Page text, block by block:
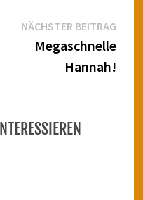
NÄCHSTER BEITRAG
Megaschnelle
Hannah!